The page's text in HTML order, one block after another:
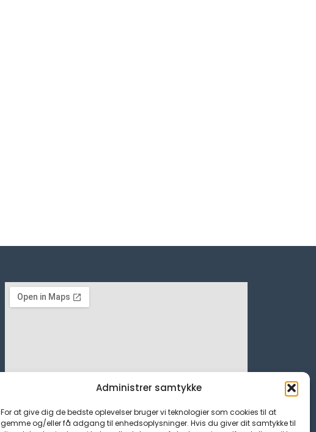
Administrer samtykke
For at give dig de bedste oplevelser bruger vi teknologier som cookies til at
gemme og/eller få adgang til enhedsoplysninger. Hvis du giver dit samtykke til